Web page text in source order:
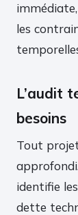
les
L’audit
besoins
Tout
identifie
dette